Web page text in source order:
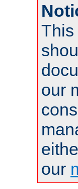
This
our
our